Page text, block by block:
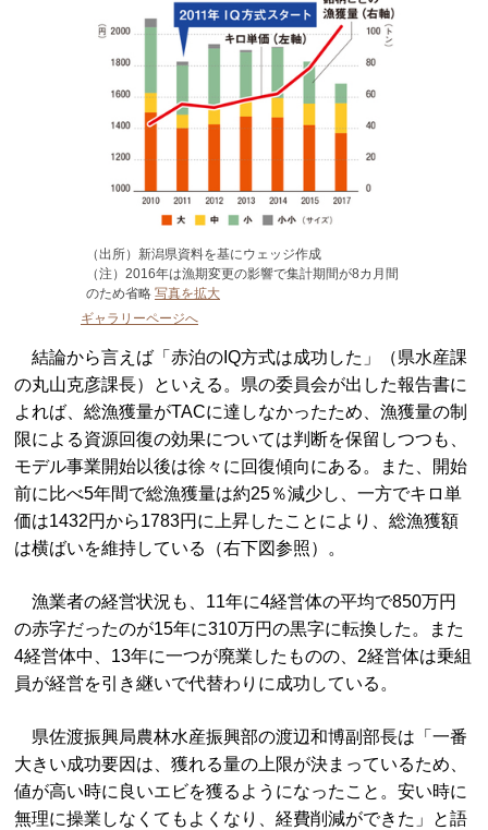
（出所）新潟県資料を基にウェッジ作成
（注）2016年は漁期変更の影響で集計期間が8カ月間
のため省略 写真を拡大
ギャラリーページへ
結論から言えば「赤泊のIQ方式は成功した」（県水産課
の丸山克彦課長）といえる。県の委員会が出した報告書に
よれば、総漁獲量がTACに達しなかったため、漁獲量の制
限による資源回復の効果については判断を保留しつつも、
モデル事業開始以後は徐々に回復傾向にある。また、開始
前に比べ5年間で総漁獲量は約25％減少し、一方でキロ単
価は1432円から1783円に上昇したことにより、総漁獲額
は横ばいを維持している（右下図参照）。
漁業者の経営状況も、11年に4経営体の平均で850万円
の赤字だったのが15年に310万円の黒字に転換した。また
4経営体中、13年に一つが廃業したものの、2経営体は乗組
員が経営を引き継いで代替わりに成功している。
県佐渡振興局農林水産振興部の渡辺和博副部長は「一番
大きい成功要因は、獲れる量の上限が決まっているため、
値が高い時に良いエビを獲るようになったこと。安い時に
無理に操業しなくてもよくなり、経費削減ができた」と語